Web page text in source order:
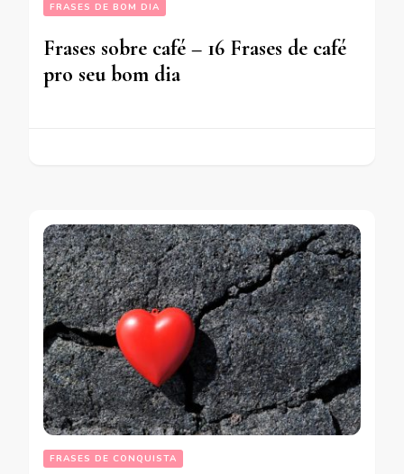
FRASES DE BOM DIA
Frases sobre café – 16 Frases de café
pro seu bom dia
FRASES DE CONQUISTA